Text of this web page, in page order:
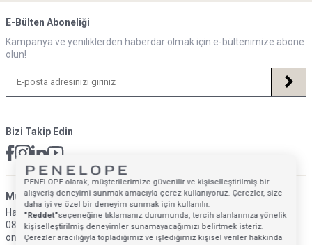
E-Bülten Aboneliği
Kampanya ve yeniliklerden haberdar olmak için e-bültenimize abone
olun!
Bizi Takip Edin
Müsteri Hizmetleri İletişim Adresi
Hafta İçi: 09:00 - 18:00
0850 640 1993
onlinedestek@penelopebedroom.com
PENELOPE olarak, müşterilerimize güvenilir ve kişiselleştirilmiş bir
alışveriş deneyimi sunmak amacıyla çerez kullanıyoruz. Çerezler, size
daha iyi ve özel bir deneyim sunmak için kullanılır.
"Reddet"seçeneğine tıklamanız durumunda, tercih alanlarınıza yönelik
kişiselleştirilmiş deneyimler sunamayacağımızı belirtmek isteriz.
Çerezler aracılığıyla topladığımız ve işlediğimiz kişisel veriler hakkında